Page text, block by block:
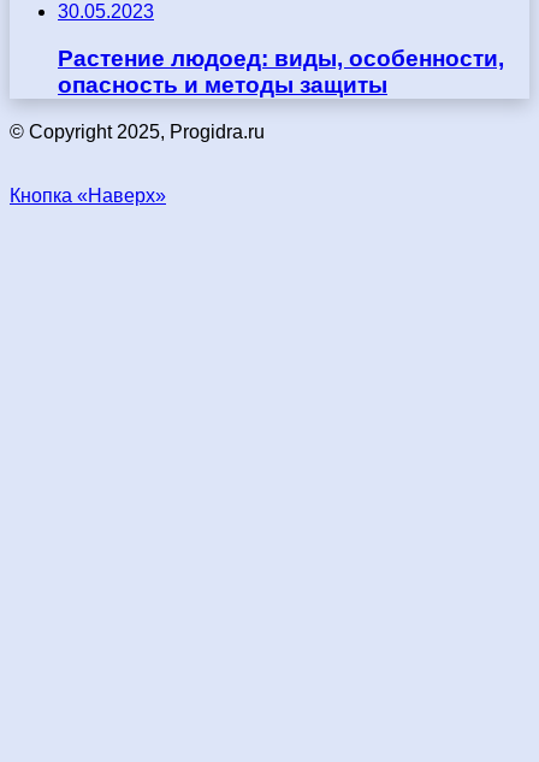
30.05.2023
Растение людоед: виды, особенности,
опасность и методы защиты
© Copyright 2025, Progidra.ru
Кнопка «Наверх»